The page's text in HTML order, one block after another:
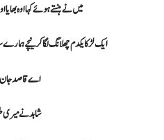
میں نے ہنستے ہوئے کہا اوہ
ایک لڑکا یکدم چھلانگ لگا کر نیچے
اے قاصد جان
شاہد نے میری